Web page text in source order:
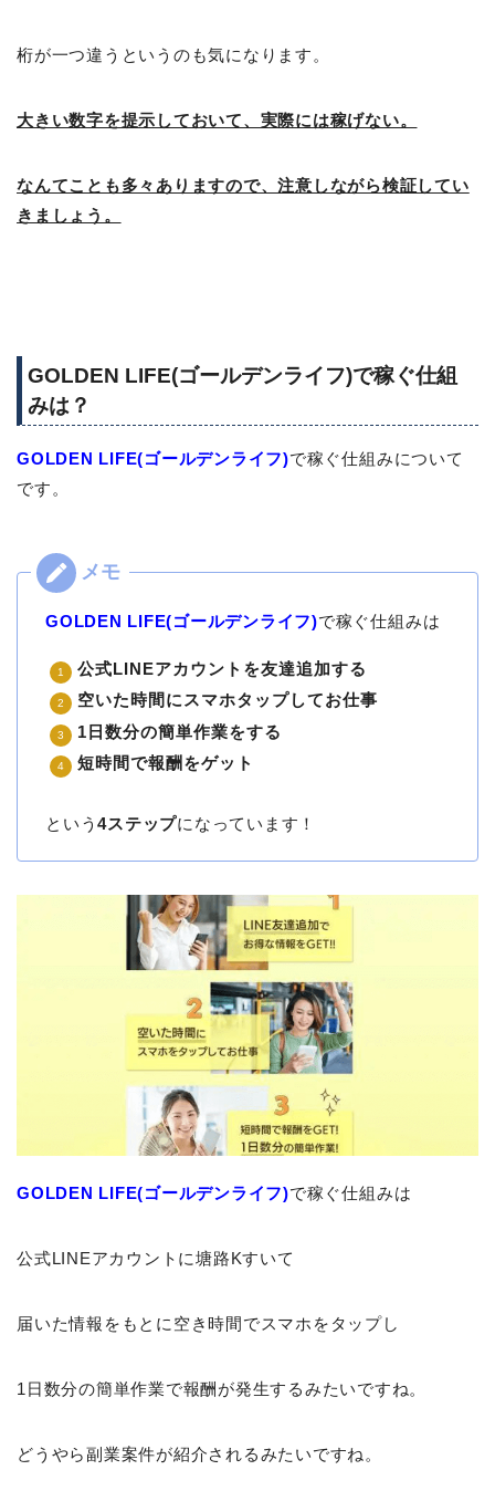
桁が一つ違うというのも気になります。
大きい数字を提示しておいて、実際には稼げない。
なんてことも多々ありますので、注意しながら検証してい
きましょう。
GOLDEN LIFE(ゴールデンライフ)で稼ぐ仕組
みは？
GOLDEN LIFE(ゴールデンライフ)で稼ぐ仕組みについて
です。
GOLDEN LIFE(ゴールデンライフ)で稼ぐ仕組みは
公式LINEアカウントを友達追加する
空いた時間にスマホタップしてお仕事
1日数分の簡単作業をする
短時間で報酬をゲット
という4ステップになっています！
GOLDEN LIFE(ゴールデンライフ)で稼ぐ仕組みは
公式LINEアカウントに塘路Kすいて
届いた情報をもとに空き時間でスマホをタップし
1日数分の簡単作業で報酬が発生するみたいですね。
どうやら副業案件が紹介されるみたいですね。